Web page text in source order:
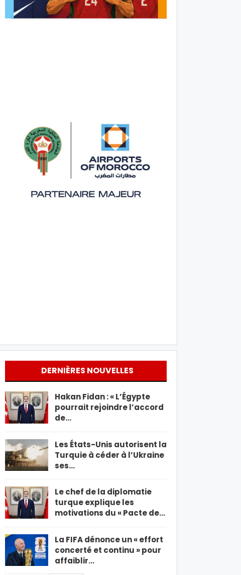
DERNIÈRES NOUVELLES
Hakan Fidan : « L’Égypte
pourrait rejoindre l’accord
de…
Les États-Unis autorisent la
Turquie à céder à l’Ukraine
ses…
Le chef de la diplomatie
turque explique les
motivations du « Pacte de…
La FIFA dénonce un « effort
concerté et continu » pour
affaiblir…